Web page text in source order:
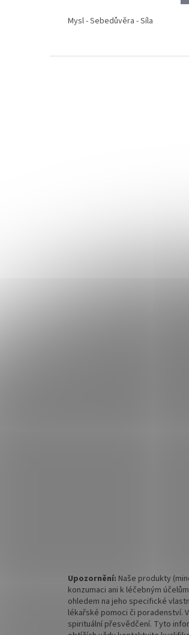
Mysl - Sebedůvěra - Síla
Upozornění: Naše produkty
konzumaci ani k léčebným
ohledem na jeho specifické
lékařské pomoci či poradenství.
spirituální přesvědčení. Tyto